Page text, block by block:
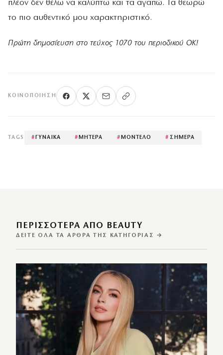
πλέον δεν θέλω να καλύπτω και τα αγαπώ. Τα θεωρώ
το πιο αυθεντικό μου χαρακτηριστικό.
Πρώτη δημοσίευση στο τεύχος 1070 του περιοδικού ΟΚ!
ΚΟΙΝΟΠΟΊΗΣΗ
TAGS # ΓΥΝΑΙΚΑ # ΜΗΤΕΡΑ # ΜΟΝΤΕΛΟ # ΣΗΜΕΡΑ
ΠΕΡΙΣΣΌΤΕΡΑ ΑΠΌ BEAUTY
ΔΕΊΤΕ ΌΛΑ ΤΑ ΆΡΘΡΑ ΤΗΣ ΚΑΤΗΓΟΡΊΑΣ →